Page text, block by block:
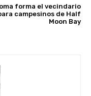
forma el vecindario
campesinos de Half
Moon Bay